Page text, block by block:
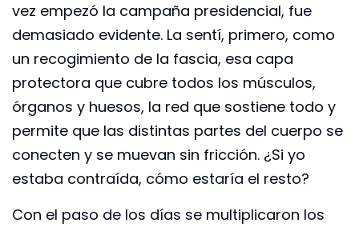
vez empezó la campaña presidencial, fue
demasiado evidente. La sentí, primero, como
un recogimiento de la fascia, esa capa
protectora que cubre todos los músculos,
órganos y huesos, la red que sostiene todo y
permite que las distintas partes del cuerpo se
conecten y se muevan sin fricción. ¿Si yo
estaba contraída, cómo estaría el resto?
Con el paso de los días se multiplicaron los